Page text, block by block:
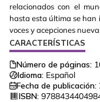
relacionados con el
hasta esta última se han
voces y acepciones
CARACTERÍSTICAS
Número de páginas:
Idioma: Español
Fecha de publicación:
ISBN: